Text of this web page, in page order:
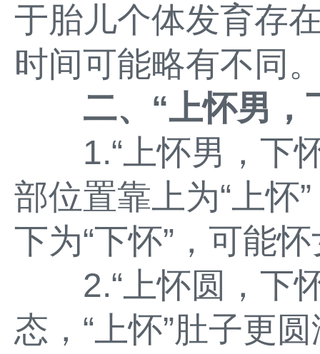
于胎儿个体发育存
时间可能略有不同
二、“上怀男，
1.“上怀男，下怀
部位置靠上为“上怀
下为“下怀”，可能
2.“上怀圆，下怀
态，“上怀”肚子更